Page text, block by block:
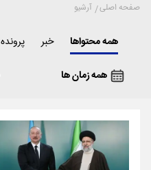
صفحه اصلی آرشیو
همه محتواها خبر پرونده
همه زمان ها